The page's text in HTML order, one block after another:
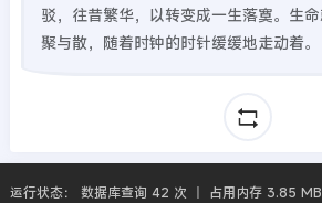
驳，往昔繁华，以转变成一生落寞。生
聚与散，随着时钟的时针缓缓地走动着。
运行状态： 数据库查询 42 次 丨 占用内存 3.85